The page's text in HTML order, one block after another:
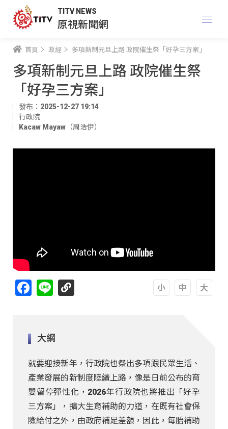
TITV NEWS
原視新聞網
首頁 政經 多項新制元旦上路 政院催生祭「好孕三方案」
多項新制元旦上路 政院催生祭
「好孕三方案」
發布：2025-12-27 19:14
行政院
Kacaw Mayaw（周浩伊）
Facebook
Line
大綱
就要迎接新年，行政院也祭出多項跟民眾生活、
產業發展的新制度陸續上路，像是日前公布的育
嬰留停彈性化，2026年行政院也將推出「好孕
三方案」，擴大生育補助的力道，在既有社會保
險給付之外，由政府補足差額，因此，每胎補助